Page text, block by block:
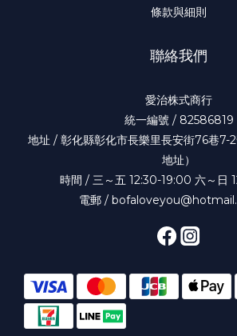
條款與細則
聯絡我們
愛治株式商行
統一編號 / 82586819
地址 / 彰化縣彰化市長樂里長安街76巷7-
地址）
時間 / 三～五 12:30-19:00 六～日
電郵 /